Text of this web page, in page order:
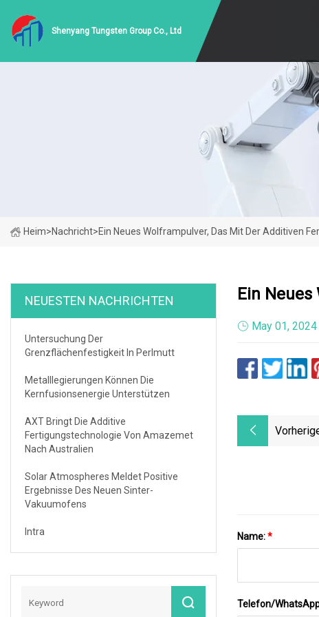
Shenyang Tungsten Group Co., Ltd
Heim>Nachricht>Ein Neues Wolframpulver, Das Mit Der Additiven
NEUESTEN NACHRICHTEN
Untersuchung Der
Grenzflächenfestigkeit In Perlmutt
Metalllegierungen Können Die
Kernfusionsenergie Unterstützen
AXT Bringt Die Additive
Fertigungstechnologie Von Amazemet
Nach Australien
Solar Atmospheres Meldet Positive
Ergebnisse Des Neuen Sinter-
Vakuumofens
Intra
Ein
May 01, 2024
Name:*
Telefon/